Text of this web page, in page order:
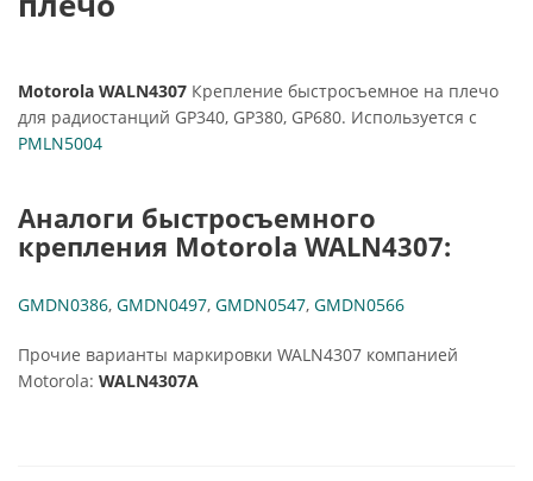
Motorola WALN4307 Крепление быстросъемное на плечо
для радиостанций GP340, GP380, GP680. Используется с
PMLN5004
Аналоги быстросъемного
крепления Motorola WALN4307:
GMDN0386, GMDN0497, GMDN0547, GMDN0566
Прочие варианты маркировки WALN4307 компанией
Motorola: WALN4307A